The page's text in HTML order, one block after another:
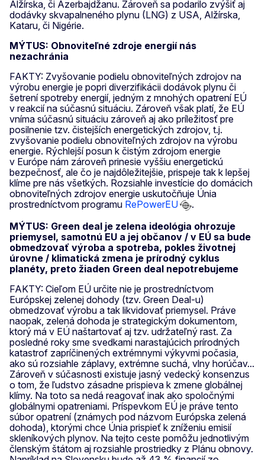
Alžírska, či Azerbajdžanu. Zároveň sa podarilo zvýšiť aj
dodávky skvapalneného plynu (LNG) z USA, Alžírska,
Kataru, či Nigérie.
MÝTUS: Obnoviteľné zdroje energií nás
nezachránia
FAKTY: Zvyšovanie podielu obnoviteľných zdrojov na
výrobu energie je popri diverzifikácii dodávok plynu či
šetrení spotreby energií, jedným z mnohých opatrení EÚ
v reakcií na súčasnú situáciu. Zároveň však platí, že EÚ
vníma súčasnú situáciu zároveň aj ako príležitosť pre
posilnenie tzv. čistejších energetických zdrojov, t.j.
zvyšovanie podielu obnoviteľných zdrojov na výrobu
energie. Rýchlejší posun k čistým zdrojom energie
v Európe nám zároveň prinesie vyššiu energetickú
bezpečnosť, ale čo je najdôležitejšie, prispeje tak k lepšej
klíme pre nás všetkých. Rozsiahle investície do domácich
obnoviteľných zdrojov energie uskutočňuje Únia
prostredníctvom programu RePowerEU
.
MÝTUS: Green deal je zelena ideológia ohrozuje
priemysel, samotnú EU a jej občanov / v EÚ sa bude
obmedzovať výroba a spotreba, pokles životnej
úrovne / klimatická zmena je prírodný cyklus
planéty, preto žiaden Green deal nepotrebujeme
FAKTY: Cieľom EÚ určite nie je prostredníctvom
Európskej zelenej dohody (tzv. Green Deal-u)
obmedzovať výrobu a tak likvidovať priemysel. Práve
naopak, zelená dohoda je strategickým dokumentom,
ktorý má v EÚ naštartovať aj tzv. udržateľný rast. Za
posledné roky sme svedkami narastajúcich prírodných
katastrof zapríčinených extrémnymi výkyvmi počasia,
ako sú rozsiahle záplavy, extrémne suchá, vlny horúčav...
Zároveň v súčasnosti existuje jasný vedecký konsenzus
o tom, že ľudstvo zásadne prispieva k zmene globálnej
klímy. Na toto sa nedá reagovať inak ako spoločnými
globálnymi opatreniami. Príspevkom EÚ je práve tento
súbor opatrení (známych pod názvom Európska zelená
dohoda), ktorými chce Únia prispieť k zníženiu emisií
skleníkových plynov. Na tejto ceste pomôžu jednotlivým
členským štátom aj rozsiahle prostriedky z Plánu obnovy.